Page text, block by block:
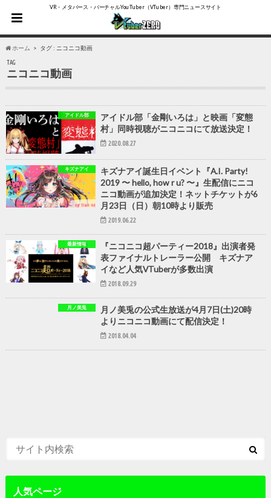
VR・メタバース・バーチャルYouTuber（VTuber）専門ニュースサイト
ホーム タグ : ニコニコ動画
TAG
ニコニコ動画
アイドル部
アイドル部「金剛いろは」と映画「変態
村」同時視聴がニコニコにて放送決定！
2020.08.27
キズナアイ
キズナアイ誕生日イベント『A.I. Party!
2019 〜 hello, how r u? 〜』生配信にニコ
ニコ動画が追加決定！ネットチケットが6
月23日（日）朝10時より販売
2019.06.22
最新情報
『ニコニコ超パーティー2018』出演者発
表ファイナルトレーラー公開 キズナア
イなど人気VTuberが多数出演
2018.09.29
月ノ美兎
月ノ美兎の公式生放送が4月7日(土)20時
よりニコニコ動画にて配信決定！
2018.04.04
人気ページ